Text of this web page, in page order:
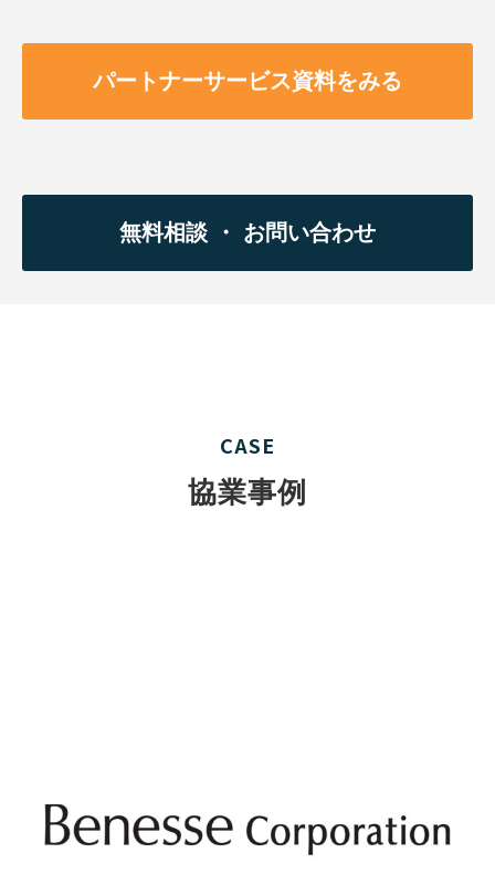
パートナーサービス資料をみる
無料相談 ・ お問い合わせ
CASE
協業事例